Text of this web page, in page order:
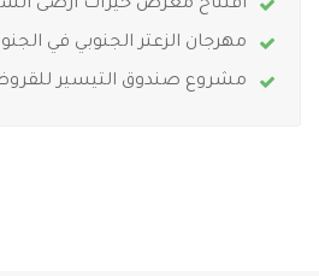
افتتاح معرض خيرات أرضى
مهرجان الزعتر الجنوبي في
مشروع صندوق التيسير